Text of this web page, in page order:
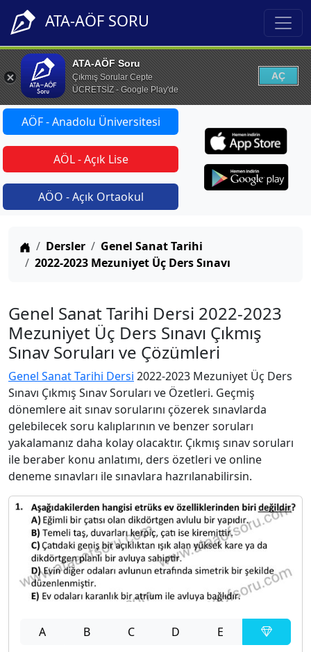
ATA-AÖF SORU
ATA-AÖF Soru
Çıkmış Sorular Cepte
ÜCRETSİZ - Google Play'de
AÇ
AÖF - Anadolu Üniversitesi
AÖL - Açık Lise
AÖO - Açık Ortaokul
Anasayfa
Dersler
Genel Sanat Tarihi
2022-2023 Mezuniyet Üç Ders Sınavı
Genel Sanat Tarihi Dersi 2022-2023
Mezuniyet Üç Ders Sınavı Çıkmış
Sınav Soruları ve Çözümleri
Genel Sanat Tarihi Dersi 2022-2023 Mezuniyet Üç Ders
Sınavı Çıkmış Sınav Soruları ve Özetleri. Geçmiş
dönemlere ait sınav sorularını çözerek sınavlarda
gelebilecek soru kalıplarının ve benzer soruları
yakalamanız daha kolay olacaktır. Çıkmış sınav soruları
ile beraber konu anlatımı, ders özetleri ve online
deneme sınavları ile sınavlara hazrılanabilirsin.
A B C D E